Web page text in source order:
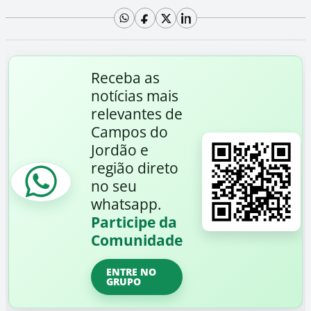
Receba as
notícias mais
relevantes de
Campos do
Jordão e
região direto
no seu
whatsapp.
Participe da
Comunidade
ENTRE NO
GRUPO